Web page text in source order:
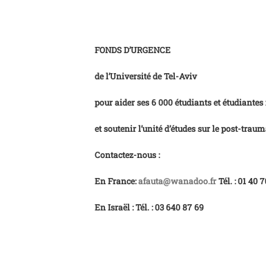
FONDS D’URGENCE
de l’Université de Tel-Aviv
pour aider ses 6 000 étudiants et
et soutenir l’unité d’études sur le post-
Contactez-nous :
En France:afauta@wanadoo.frTél. : 01 40
En Israël : Tél. : 03 640 87 69